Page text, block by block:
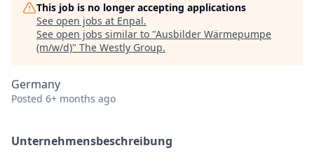
This job is no longer accepting applications
See open jobs at Enpal.
See open jobs similar to "Ausbilder Wärmepumpe
(m/w/d)" The Westly Group.
Germany
Posted 6+ months ago
Unternehmensbeschreibung